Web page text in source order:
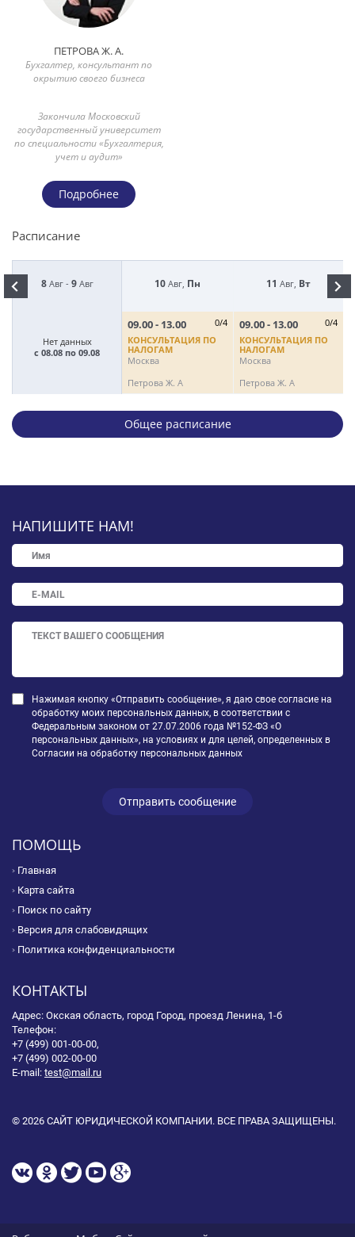
ПЕТРОВА Ж. А.
Бухгалтер, консультант по
окрытию своего бизнеса
Закончила Московский
государственный университет
по специальности «Бухгалтерия,
учет и аудит»
Подробнее
Расписание
8Авг - 9Авг 10 Авг, Пн 11 Авг, Вт
Нет данных
с 08.08 по 09.08
09.00 - 13.00 0/4
КОНСУЛЬТАЦИЯ ПО
НАЛОГАМ
Москва
Петрова Ж. А
09.00 - 13.00 0/4
КОНСУЛЬТАЦИЯ ПО
НАЛОГАМ
Москва
Петрова Ж. А
Общее расписание
НАПИШИТЕ НАМ!
Нажимая кнопку «Отправить сообщение», я даю свое согласие на
обработку моих персональных данных, в соответствии с
Федеральным законом от 27.07.2006 года №152-ФЗ «О
персональных данных», на условиях и для целей, определенных в
Согласии на обработку персональных данных
ПОМОЩЬ
Главная
Карта сайта
Поиск по сайту
Версия для слабовидящих
Политика конфиденциальности
КОНТАКТЫ
Адрес: Окская область, город Город, проезд Ленина, 1-б
Телефон:
+7 (499) 001-00-00,
+7 (499) 002-00-00
E-mail: test@mail.ru
© 2026 САЙТ ЮРИДИЧЕСКОЙ КОМПАНИИ. ВСЕ ПРАВА ЗАЩИЩЕНЫ.